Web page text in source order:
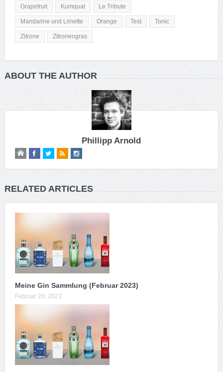
Grapefruit Kumquat Le Tribute
Mandarine und Limette Orange Test Tonic
Zitrone Zitronengras
ABOUT THE AUTHOR
Phillipp Arnold
RELATED ARTICLES
Meine Gin Sammlung (Februar 2023)
Februar 28, 2023